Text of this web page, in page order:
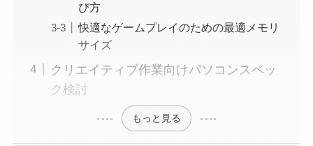
び方
快適なゲームプレイのための最適メモリ
サイズ
クリエイティブ作業向けパソコンスペッ
ク検討
もっと見る